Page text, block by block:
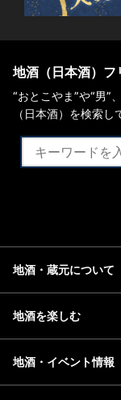
地酒（日本酒）フ
“おとこやま”や“男”
（日本酒）を検索し
地酒・蔵元について
地酒を楽しむ
地酒・イベント情報